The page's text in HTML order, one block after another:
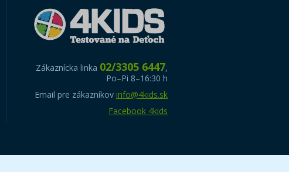
Zákaznícka linka 02/3305 6447,
Po–Pi 8–16:30 h
Email pre zákazníkov info@4kids.sk
Facebook 4kids